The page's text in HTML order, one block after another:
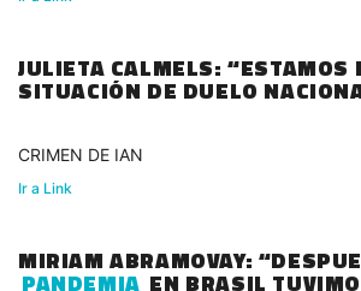
JULIETA CALMELS: “ESTAMOS
SITUACIÓN DE DUELO
CRIMEN DE IAN
Ir a Link
MIRIAM ABRAMOVAY:
PANDEMIA EN BRASIL